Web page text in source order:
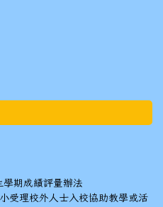
期成績評量辦法
受理校外人士入校協助教學或活